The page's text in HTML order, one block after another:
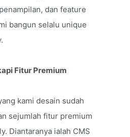
dan feature
bangun selalu unique
Fitur Premium
kami desain sudah
sejumlah fitur premium
Diantaranya ialah CMS